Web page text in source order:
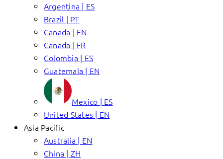
Argentina | ES
Brazil | PT
Canada | EN
Canada | FR
Colombia | ES
Guatemala | EN
Mexico | ES
United States | EN
Asia Pacific
Australia | EN
China | ZH